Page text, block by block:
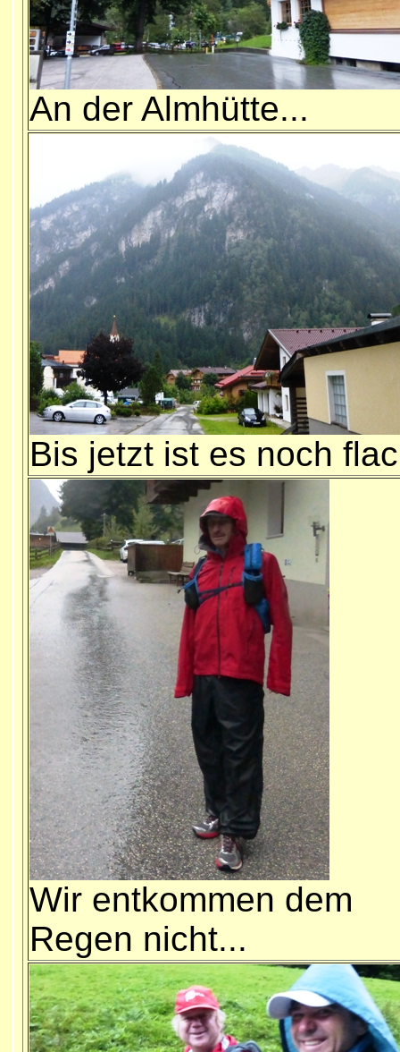
An der Almhütte...
Bis jetzt ist es noch
Wir entkommen dem
Regen nicht...